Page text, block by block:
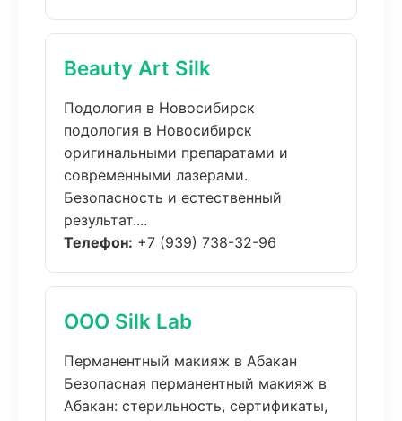
Beauty Art Silk
Подология в Новосибирск
подология в Новосибирск
оригинальными препаратами и
современными лазерами.
Безопасность и естественный
результат....
Телефон: +7 (939) 738-32-96
ООО Silk Lab
Перманентный макияж в Абакан
Безопасная перманентный макияж в
Абакан: стерильность, сертификаты,